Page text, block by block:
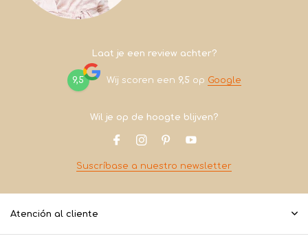
Laat je een review achter?
9,5 Wij scoren een 9,5 op Google
Wil je op de hoogte blijven?
Suscríbase a nuestro newsletter
Atención al cliente